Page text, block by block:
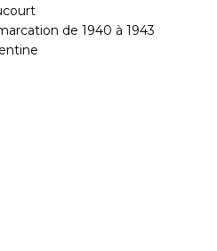
de 1940 à 1943